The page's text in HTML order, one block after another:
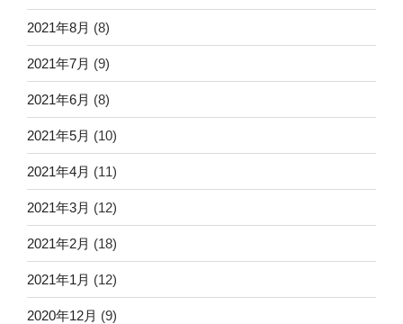
2021年8月 (8)
2021年7月 (9)
2021年6月 (8)
2021年5月 (10)
2021年4月 (11)
2021年3月 (12)
2021年2月 (18)
2021年1月 (12)
2020年12月 (9)